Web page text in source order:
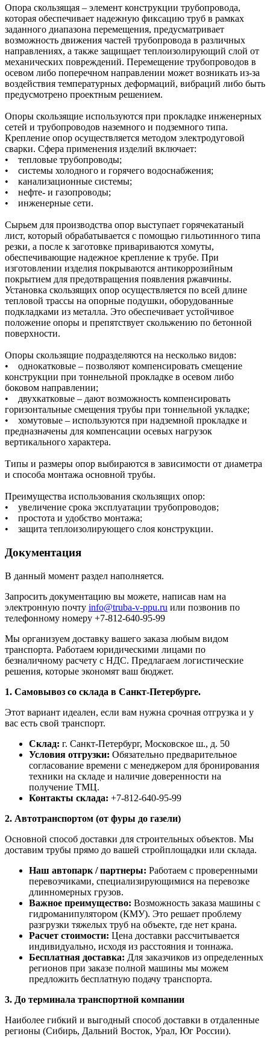
Опора скользящая – элемент конструкции трубопровода,
которая обеспечивает надежную фиксацию труб в рамках
заданного диапазона перемещения, предусматривает
возможность движения частей трубопровода в различных
направлениях, а также защищает теплоизолирующий слой от
механических повреждений. Перемещение трубопроводов в
осевом либо поперечном направлении может возникать из-за
воздействия температурных деформаций, вибраций либо быть
предусмотрено проектным решением.
Опоры скользящие используются при прокладке инженерных
сетей и трубопроводов наземного и подземного типа.
Крепление опор осуществляется методом электродуговой
сварки. Сфера применения изделий включает:
• тепловые трубопроводы;
• системы холодного и горячего водоснабжения;
• канализационные системы;
• нефте- и газопроводы;
• инженерные сети.
Сырьем для производства опор выступает горячекатаный
лист, который обрабатывается с помощью гильотинного типа
резки, а после к заготовке привариваются хомуты,
обеспечивающие надежное крепление к трубе. При
изготовлении изделия покрываются антикоррозийным
покрытием для предотвращения появления ржавчины.
Установка скользящих опор осуществляется по всей длине
тепловой трассы на опорные подушки, оборудованные
подкладками из металла. Это обеспечивает устойчивое
положение опоры и препятствует скольжению по бетонной
поверхности.
Опоры скользящие подразделяются на несколько видов:
• однокатковые – позволяют компенсировать смещение
конструкции при тоннельной прокладке в осевом либо
боковом направлении;
• двухкатковые – дают возможность компенсировать
горизонтальные смещения трубы при тоннельной укладке;
• хомутовые – используются при надземной прокладке и
предназначены для компенсации осевых нагрузок
вертикального характера.
Типы и размеры опор выбираются в зависимости от диаметра
и способа монтажа основной трубы.
Преимущества использования скользящих опор:
• увеличение срока эксплуатации трубопроводов;
• простота и удобство монтажа;
• защита теплоизолирующего слоя конструкции.
Документация
В данный момент раздел наполняется.
Запросить документацию вы можете, написав нам на
электронную почту info@truba-v-ppu.ru или позвонив по
телефонному номеру +7-812-640-95-99
Мы организуем доставку вашего заказа любым видом
транспорта. Работаем юридическими лицами по
безналичному расчету с НДС. Предлагаем логистические
решения, которые экономят ваш бюджет.
1. Самовывоз со склада в Санкт-Петербурге.
Этот вариант идеален, если вам нужна срочная отгрузка и у
вас есть свой транспорт.
Склад: г. Санкт-Петербург, Московское ш., д. 50
Условия отгрузки: Обязательно предварительное
согласование времени с менеджером для бронирования
техники на складе и наличие доверенности на
получение ТМЦ.
Контакты склада: +7-812-640-95-99
2. Автотранспортом (от фуры до газели)
Основной способ доставки для строительных объектов. Мы
доставим трубы прямо до вашей стройплощадки или склада.
Наш автопарк / партнеры: Работаем с проверенными
перевозчиками, специализирующимися на перевозке
длинномерных грузов.
Важное преимущество: Возможность заказа машины с
гидроманипулятором (КМУ). Это решает проблему
разгрузки тяжелых труб на объекте, где нет крана.
Расчет стоимости: Цена доставки рассчитывается
индивидуально, исходя из расстояния и тоннажа.
Бесплатная доставка: Для заказчиков из определенных
регионов при заказе полной машины мы можем
предложить бесплатную подачу транспорта.
3. До терминала транспортной компании
Наиболее гибкий и выгодный способ доставки в отдаленные
регионы (Сибирь, Дальний Восток, Урал, Юг России).